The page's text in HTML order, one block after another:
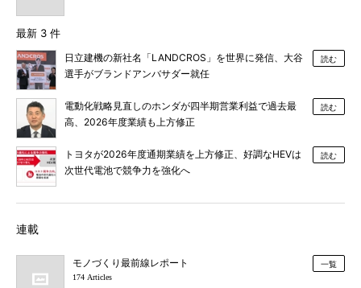
最新 3 件
日立建機の新社名「LANDCROS」を世界に発信、大谷
選手がブランドアンバサダー就任
読む
電動化戦略見直しのホンダが四半期営業利益で過去最
高、2026年度業績も上方修正
読む
トヨタが2026年度通期業績を上方修正、好調なHEVは
次世代電池で競争力を強化へ
読む
連載
モノづくり最前線レポート
174 Articles
一覧